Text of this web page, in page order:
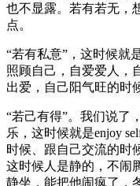
也不显露。若有若无，
点。
“若有私意”，这时候就
照顾自己，自爱爱人，
出爱，自己阳气旺的时
“若己有得”。我们说了
乐，这时候就是enjoy
时候、跟自己交流的时
这时候人是静的，不闹
静坐，能把他闹疯了，